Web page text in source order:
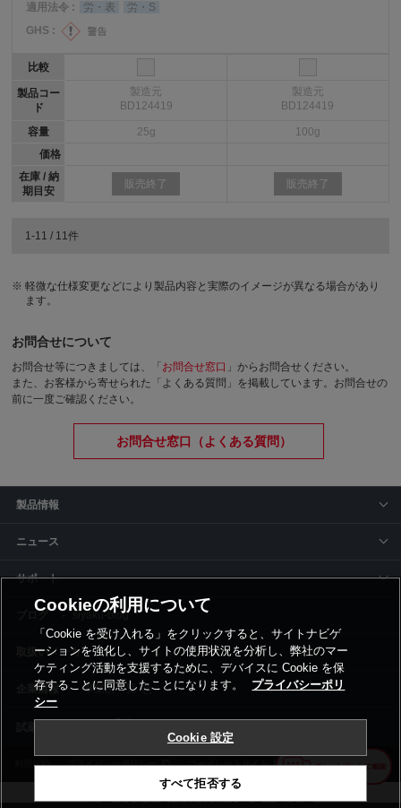
適用法令 :
労・表
労・S
GHS :
比較
製品コー
ド
容量
価格
在庫 / 納
期目安
製造元
BD124419
25g
販売終了
製造元
BD124419
100g
販売終了
1-11 / 11件
軽微な仕様変更などにより製品内容と実際のイメージが異なる場合があり
ます。
お問合せについて
お問合せ等につきましては、「 お問合せ窓口 」からお問合せください。
また、お客様から寄せられた「よくある質問」を掲載しています。お問合せの
前に一度ご確認ください。
お問合せ窓口（よくある質問）
製品情報
ニュース
サポート
siyaku-blog
取扱いメーカー
事業所一覧
利用規約 プライバシーポリシー コーポレートサイト Cookie設定
Cookieの利用について
「Cookie を受け入れる」をクリックすると、サイトナビゲ
ーションを強化し、サイトの使用状況を分析し、弊社のマー
ケティング活動を支援するために、デバイスに Cookie を保
存することに同意したことになります。
プライバシーポリ
シー
Cookie 設定
すべて拒否する